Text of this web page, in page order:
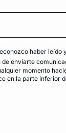
haber leído
de enviarte
momento
en la parte inferior